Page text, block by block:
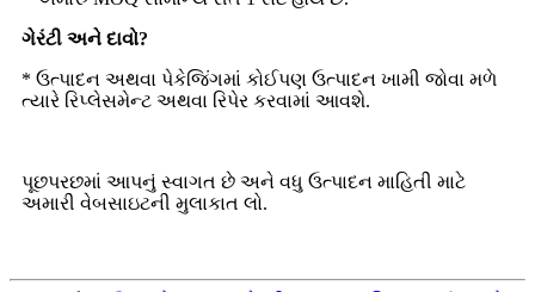
ગેરંટી અને દાવો?
* ઉત્પાદન અથવા પેકેજિંગમાં કોઈપણ ઉત્પાદન ખામી જોવા મળે
ત્યારે રિપ્લેસમેન્ટ અથવા રિપેર કરવામાં આવશે.
પૂછપરછમાં આપનું સ્વાગત છે અને વધુ ઉત્પાદન માહિતી માટે
અમારી વેબસાઇટની મુલાકાત લો.